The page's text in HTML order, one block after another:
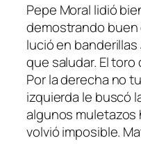
Pepe Moral lidió
demostrando buen
lució en
que saludar. El
Por la derecha no
izquierda le buscó
algunos muletazos
volvió imposible.